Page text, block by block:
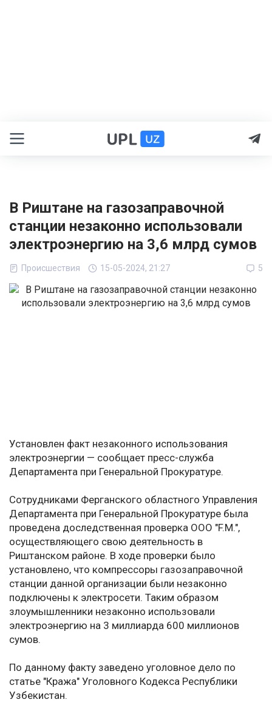
В Риштане на газозаправочной
станции незаконно использовали
электроэнергию на 3,6 млрд сумов
Происшествия 15-05-2024, 21:27 5
Установлен факт незаконного использования
электроэнергии — сообщает пресс-служба
Департамента при Генеральной Прокуратуре.
Сотрудниками Ферганского областного Управления
Департамента при Генеральной Прокуратуре была
проведена доследственная проверка ООО "F.M.",
осуществляющего свою деятельность в
Риштанском районе. В ходе проверки было
установлено, что компрессоры газозаправочной
станции данной организации были незаконно
подключены к электросети. Таким образом
злоумышленники незаконно использовали
электроэнергию на 3 миллиарда 600 миллионов
сумов.
По данному факту заведено уголовное дело по
статье "Кража" Уголовного Кодекса Республики
Узбекистан.